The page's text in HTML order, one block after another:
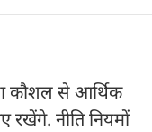
कौशल से आर्थिक
रखेंगे. नीति नियमों